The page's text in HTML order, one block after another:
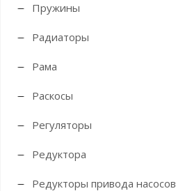
Пружины
Радиаторы
Рама
Раскосы
Регуляторы
Редуктора
Редукторы привода насосов